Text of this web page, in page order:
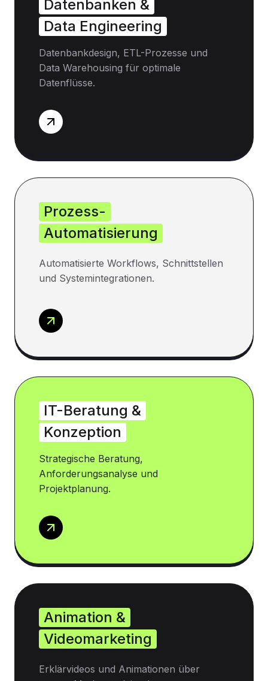
Datenbanken &
Data Engineering
Datenbankdesign, ETL-Prozesse und
Data Warehousing für optimale
Datenflüsse.
Prozess-
Automatisierung
Automatisierte Workflows, Schnittstellen
und Systemintegrationen.
IT-Beratung &
Konzeption
Strategische Beratung,
Anforderungsanalyse und
Projektplanung.
Animation &
Videomarketing
Erklärvideos und Animationen über